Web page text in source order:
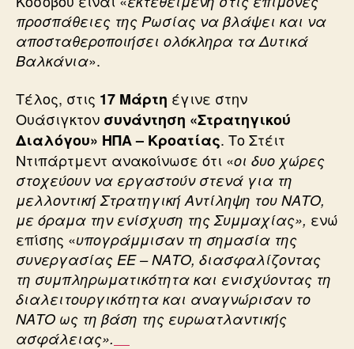
προσπάθειες της Ρωσίας να βλάψει και να
αποσταθεροποιήσει ολόκληρα τα Δυτικά
Βαλκάνια».
Τέλος, στις 17 Μάρτη έγινε στην
Ουάσιγκτον συνάντηση «Στρατηγικού
Διαλόγου» ΗΠΑ – Κροατίας. Το Στέιτ
Ντιπάρτμεντ ανακοίνωσε ότι «οι δυο χώρες
στοχεύουν να εργαστούν στενά για τη
μελλοντική Στρατηγική Αντίληψη του ΝΑΤΟ,
με όραμα την ενίσχυση της Συμμαχίας», ενώ
επίσης «υπογράμμισαν τη σημασία της
συνεργασίας ΕΕ – ΝΑΤΟ, διασφαλίζοντας
τη συμπληρωματικότητα και ενισχύοντας τη
διαλειτουργικότητα και αναγνώρισαν το
ΝΑΤΟ ως τη βάση της ευρωατλαντικής
ασφάλειας».